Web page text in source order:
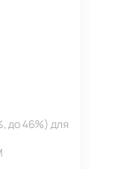
до 46%) для